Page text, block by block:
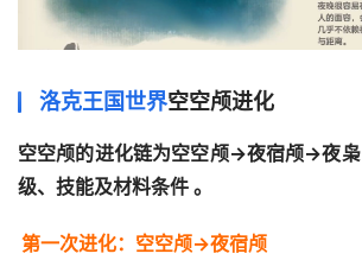
洛克王国世界空空颅进化
空空颅的进化链为空空颅→夜宿颅→夜枭‌，需分阶段满足等